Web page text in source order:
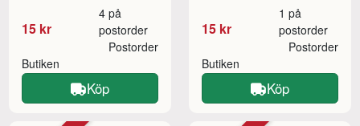
15 kr
4 på
postorder
Butiken
Postorder
Köp
15 kr
1 på
postorder
Butiken
Postorder
Köp